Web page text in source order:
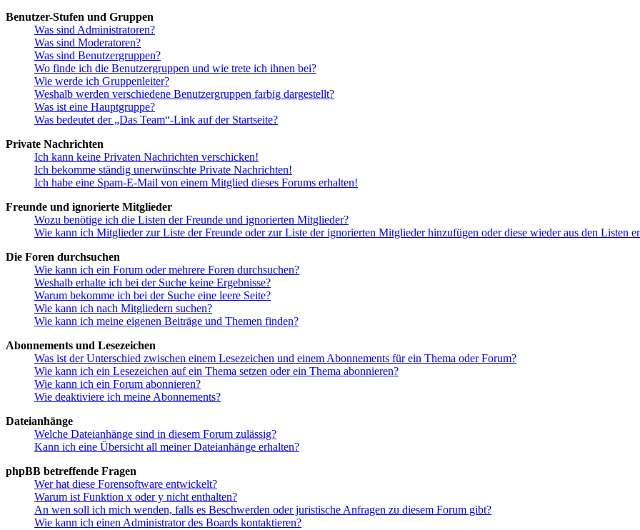
Benutzer-Stufen und Gruppen
Was sind Administratoren?
Was sind Moderatoren?
Was sind Benutzergruppen?
Wo finde ich die Benutzergruppen und wie trete ich ihnen bei?
Wie werde ich Gruppenleiter?
Weshalb werden verschiedene Benutzergruppen farbig dargestellt?
Was ist eine Hauptgruppe?
Was bedeutet der „Das Team“-Link auf der Startseite?
Private Nachrichten
Ich kann keine Privaten Nachrichten verschicken!
Ich bekomme ständig unerwünschte Private Nachrichten!
Ich habe eine Spam-E-Mail von einem Mitglied dieses Forums erhalten!
Freunde und ignorierte Mitglieder
Wozu benötige ich die Listen der Freunde und ignorierten Mitglieder?
Wie kann ich Mitglieder zur Liste der Freunde oder zur Liste der ignorierten Mitglieder hinzufügen oder diese wieder aus den Listen
Die Foren durchsuchen
Wie kann ich ein Forum oder mehrere Foren durchsuchen?
Weshalb erhalte ich bei der Suche keine Ergebnisse?
Warum bekomme ich bei der Suche eine leere Seite?
Wie kann ich nach Mitgliedern suchen?
Wie kann ich meine eigenen Beiträge und Themen finden?
Abonnements und Lesezeichen
Was ist der Unterschied zwischen einem Lesezeichen und einem Abonnements für ein Thema oder Forum?
Wie kann ich ein Lesezeichen auf ein Thema setzen oder ein Thema abonnieren?
Wie kann ich ein Forum abonnieren?
Wie deaktiviere ich meine Abonnements?
Dateianhänge
Welche Dateianhänge sind in diesem Forum zulässig?
Kann ich eine Übersicht all meiner Dateianhänge erhalten?
phpBB betreffende Fragen
Wer hat diese Forensoftware entwickelt?
Warum ist Funktion x oder y nicht enthalten?
An wen soll ich mich wenden, falls es Beschwerden oder juristische Anfragen zu diesem Forum gibt?
Wie kann ich einen Administrator des Boards kontaktieren?